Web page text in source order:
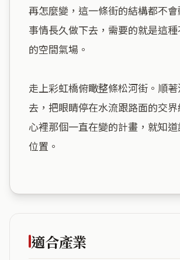
再怎麼變，這一條街的結構都不
事情長久做下去，需要的就是這
的空間氣場。
走上彩虹橋俯瞰整條松河街。順
去，把眼睛停在水流跟路面的交
心裡那個一直在變的計畫，就知
位置。
適合產業